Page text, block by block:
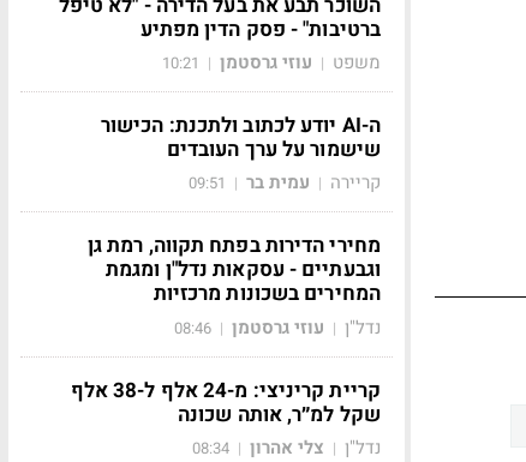
ברטיבות" - פסק הדין מפתיע
משפט | עוזי גרסטמן |
10:21
ה-AI יודע לכתוב ולתכנת: הכישור
שישמור על ערך העובדים
קריירה | עמית בר |
09:51
מחירי הדירות בפתח תקווה, רמת גן
וגבעתיים - עסקאות נדל"ן ומגמת
המחירים בשכונות מרכזיות
נדל"ן | עוזי גרסטמן |
08:46
קריית קריניצי: מ-24 אלף ל-38 אלף
שקל למ״ר, אותה שכונה
נדל"ן | צלי אהרון |
08:34